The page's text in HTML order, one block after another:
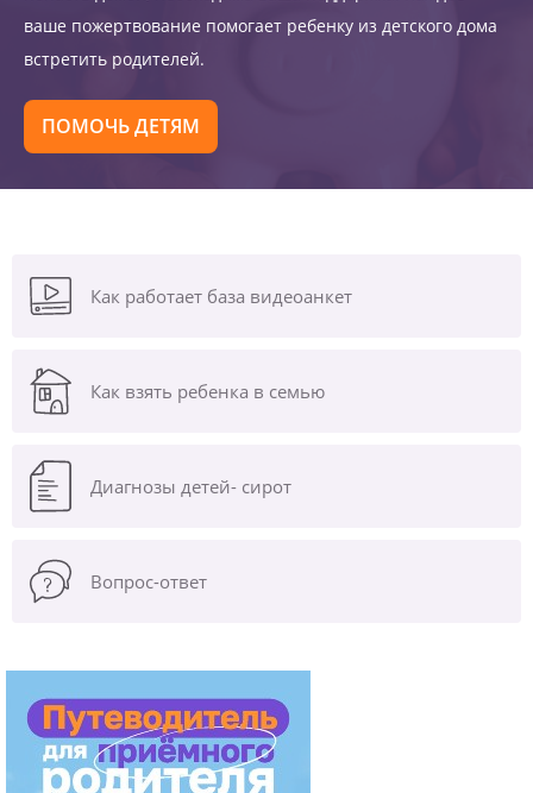
ваше пожертвование помогает ребенку из детского дома
встретить родителей.
ПОМОЧЬ ДЕТЯМ
Как работает база видеоанкет
Как взять ребенка в семью
Диагнозы детей- сирот
Вопрос-ответ